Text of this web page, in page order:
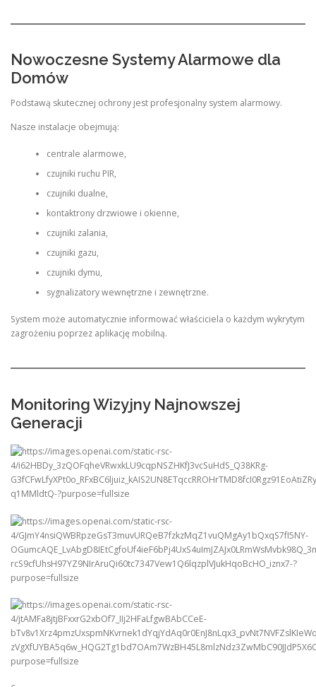
Nowoczesne Systemy Alarmowe dla
Domów
Podstawą skutecznej ochrony jest profesjonalny system alarmowy.
Nasze instalacje obejmują:
centrale alarmowe,
czujniki ruchu PIR,
czujniki dualne,
kontaktrony drzwiowe i okienne,
czujniki zalania,
czujniki gazu,
czujniki dymu,
sygnalizatory wewnętrzne i zewnętrzne.
System może automatycznie informować właściciela o każdym wykrytym
zagrożeniu poprzez aplikację mobilną.
Monitoring Wizyjny Najnowszej
Generacji